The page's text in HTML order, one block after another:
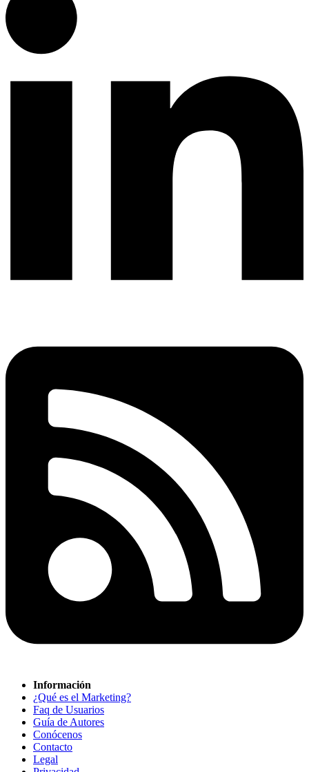
Información
¿Qué es el Marketing?
Faq de Usuarios
Guía de Autores
Conócenos
Contacto
Legal